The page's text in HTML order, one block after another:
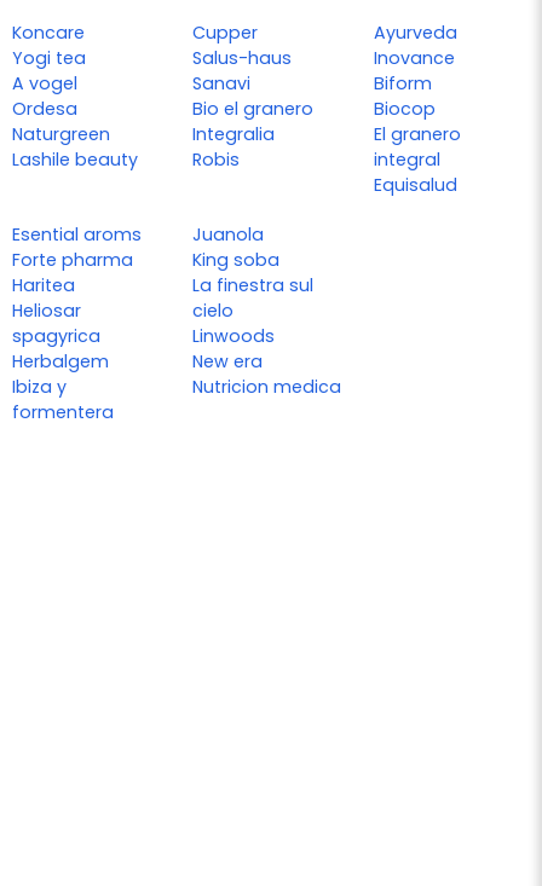
Koncare
Yogi tea
A vogel
Ordesa
Naturgreen
Lashile beauty
Cupper
Salus-haus
Sanavi
Bio el granero
Integralia
Robis
Ayurveda
Inovance
Biform
Biocop
El granero
integral
Equisalud
Esential aroms
Forte pharma
Haritea
Heliosar
spagyrica
Herbalgem
Ibiza y
formentera
Juanola
King soba
La finestra sul
cielo
Linwoods
New era
Nutricion medica